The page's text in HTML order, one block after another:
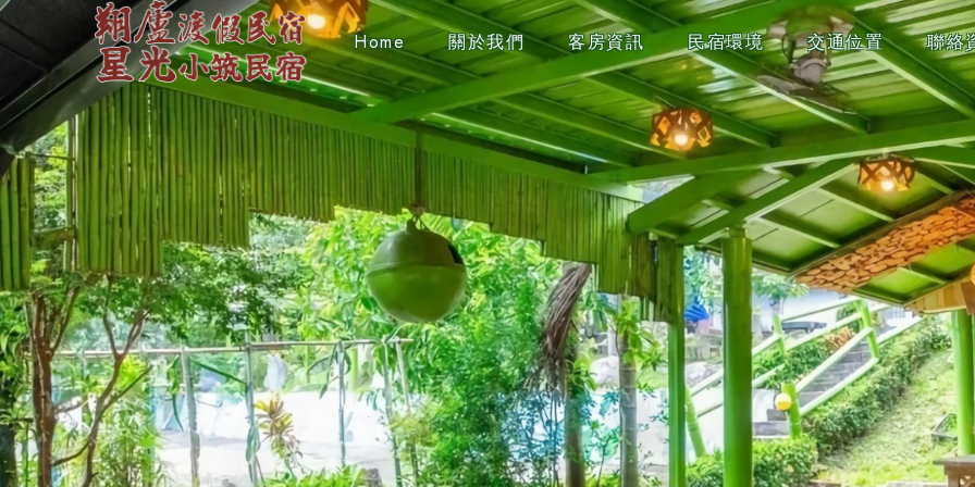
Home 關於我們 客房資訊 民宿環境 交通位置 聯絡